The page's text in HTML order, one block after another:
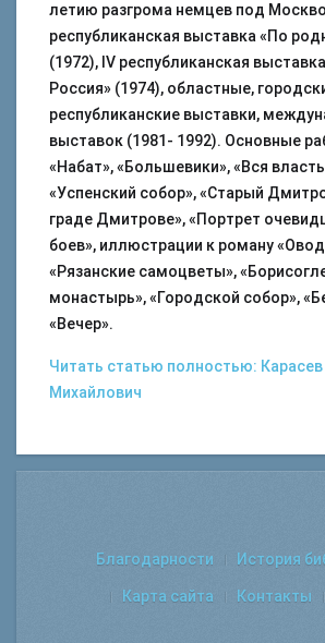
летию разгрома немцев под
республиканская выставка «По
(1972), IV республиканская
Россия» (1974), областные,
республиканские выставки,
выставок (1981- 1992). Основные
«Набат», «Большевики», «Вся
«Успенский собор», «Старый
граде Дмитрове», «Портрет
боев», иллюстрации к роману
«Рязанские самоцветы»,
монастырь», «Городской собор»,
«Вечер».
Читать статью полностью:
Михайлович
Благодарности История
Карта сайта Контакты